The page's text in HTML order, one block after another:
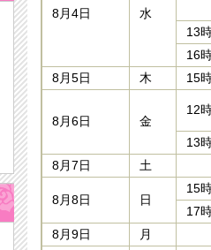
8月4日 水
13
16
8月5日
木 15
8月6日 金
12
13
8月7日
土
8月8日 日
15
17
8月9日
月